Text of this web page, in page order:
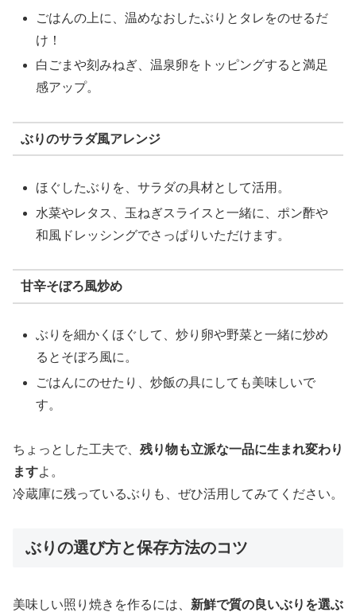
ごはんの上に、温めなおしたぶりとタレをのせるだ
け！
白ごまや刻みねぎ、温泉卵をトッピングすると満足
感アップ。
ぶりのサラダ風アレンジ
ほぐしたぶりを、サラダの具材として活用。
水菜やレタス、玉ねぎスライスと一緒に、ポン酢や
和風ドレッシングでさっぱりいただけます。
甘辛そぼろ風炒め
ぶりを細かくほぐして、炒り卵や野菜と一緒に炒め
るとそぼろ風に。
ごはんにのせたり、炒飯の具にしても美味しいで
す。
ちょっとした工夫で、 残り物も立派な一品に生まれ変わり
ますよ。
冷蔵庫に残っているぶりも、ぜひ活用してみてください。
ぶりの選び方と保存方法のコツ
美味しい照り焼きを作るには、 新鮮で質の良いぶりを選ぶ